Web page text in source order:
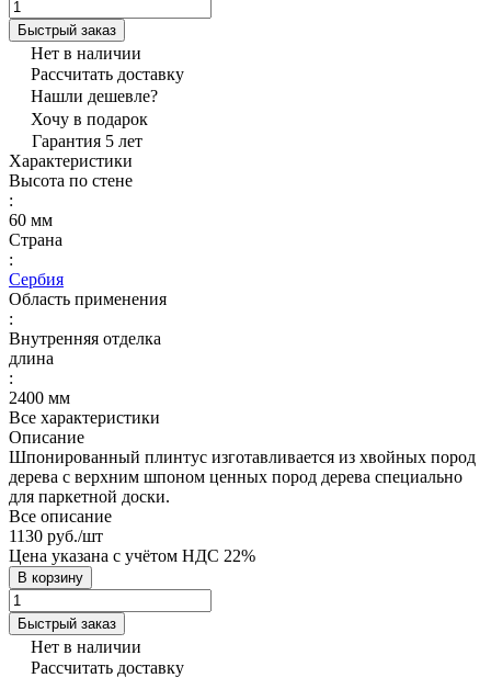
Быстрый заказ
Нет в наличии
Рассчитать доставку
Нашли дешевле?
Хочу в подарок
Гарантия 5 лет
Характеристики
Высота по стене
:
60 мм
Страна
:
Сербия
Область применения
:
Внутренняя отделка
длина
:
2400 мм
Все характеристики
Описание
Шпонированный плинтус изготавливается из хвойных пород
дерева с верхним шпоном ценных пород дерева специально
для паркетной доски.
Все описание
1130 руб./шт
Цена указана с учётом НДС 22%
В корзину
Быстрый заказ
Нет в наличии
Рассчитать доставку